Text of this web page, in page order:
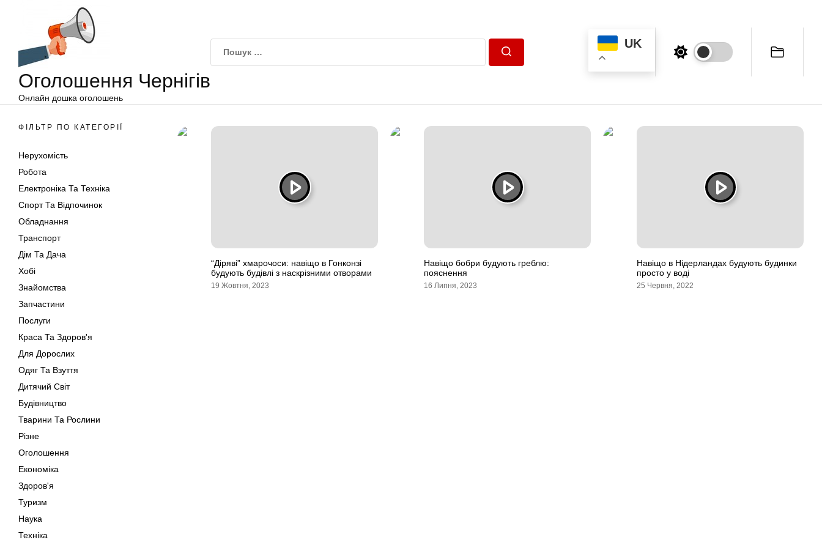
Оголошення Чернігів
Онлайн дошка оголошень
UK
ФІЛЬТР ПО КАТЕГОРІЇ
Нерухомість
Робота
Електроніка Та Техніка
Спорт Та Відпочинок
Обладнання
Транспорт
Дім Та Дача
Хобі
Знайомства
Запчастини
Послуги
Краса Та Здоров'я
Для Дорослих
Одяг Та Взуття
Дитячий Світ
Будівництво
Тварини Та Рослини
Різне
Оголошення
Економіка
Здоров'я
Туризм
Наука
Техніка
“Діряві” хмарочоси: навіщо в Гонконзі
будують будівлі з наскрізними отворами
19 Жовтня, 2023
Навіщо бобри будують греблю:
пояснення
16 Липня, 2023
Навіщо в Нідерландах будують будинки
просто у воді
25 Червня, 2022